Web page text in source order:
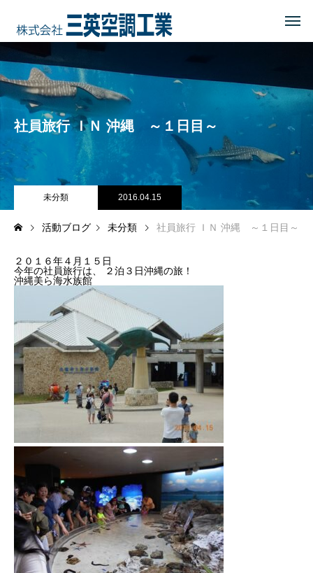
HOME
COMPANY 会社を知る
事業内容
会社概要・沿革・所在地
経営理念
ブログ
CSR
地域貢献企業
健康経営
SDGs認証
よこはまグッドバランス企業
横浜グランドスラム企業
RECRUIT
募集概要
よくある質問
社員旅行 ＩＮ 沖縄 ～１日目～
未分類 2016.04.15
活動ブログ 未分類 社員旅行 ＩＮ 沖縄 ～１日目～
２０１６年４月１５日
今年の社員旅行は、 ２泊３日沖縄の旅！
沖縄美ら海水族館